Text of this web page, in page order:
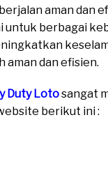
aman dan
untuk berbagai
aman dan efisien.
Duty Lotosangat
berikut ini :